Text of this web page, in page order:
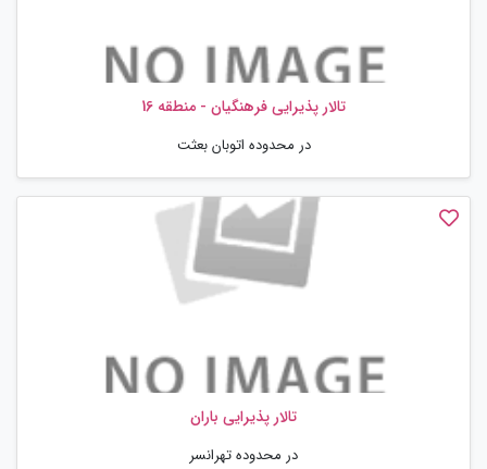
تالار پذیرایی فرهنگیان - منطقه 16
در محدوده اتوبان بعثت
تالار پذیرایی باران
در محدوده تهرانسر